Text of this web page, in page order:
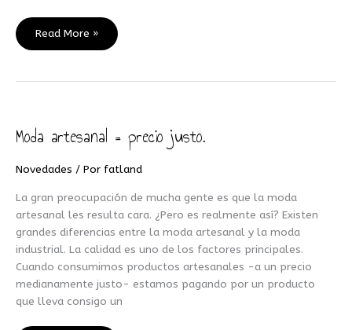
Read More »
Moda artesanal = precio justo.
Novedades / Por fatland
La gran preocupación de mucha gente es que la moda
artesanal les resulta cara. ¿Pero es realmente así? Existen
grandes diferencias entre la moda artesanal y la moda
industrial. La calidad es uno de los factores principales.
Cuando consumimos productos artesanales -a un precio
medianamente justo- estamos pagando por un producto
que lleva consigo un
Moda
=
justo.